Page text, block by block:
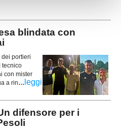
blindata con
dei portieri
tecnico
con mister
a rin... leggi
difensore per i